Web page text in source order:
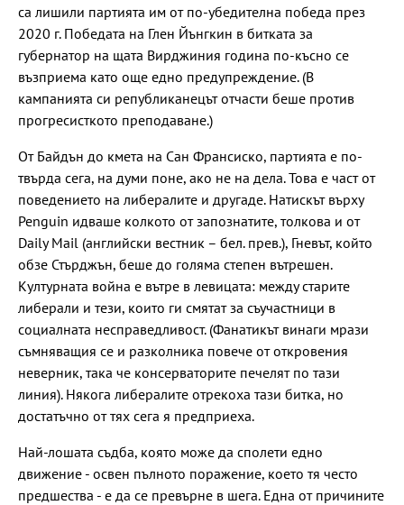
са лишили партията им от по-убедителна победа през
2020 г. Победата на Глен Йънгкин в битката за
губернатор на щата Вирджиния година по-късно се
възприема като още едно предупреждение. (В
кампанията си републиканецът отчасти беше против
прогресисткото преподаване.)
От Байдън до кмета на Сан Франсиско, партията е по-
твърда сега, на думи поне, ако не на дела. Това е част от
поведението на либералите и другаде. Натискът върху
Penguin идваше колкото от запознатите, толкова и от
Daily Mail (английски вестник – бел. прев.), Гневът, който
обзе Стърджън, беше до голяма степен вътрешен.
Културната война е вътре в левицата: между старите
либерали и тези, които ги смятат за съучастници в
социалната несправедливост. (Фанатикът винаги мрази
съмняващия се и разколника повече от откровения
неверник, така че консерваторите печелят по тази
линия). Някога либералите отрекоха тази битка, но
достатъчно от тях сега я предприеха.
Най-лошата съдба, която може да сполети едно
движение - освен пълното поражение, което тя често
предшества - е да се превърне в шега. Една от причините